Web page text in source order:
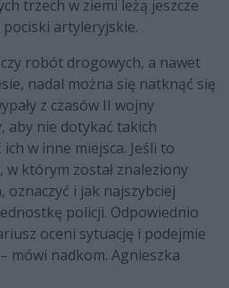
trzech w ziemi leżą jeszcze
pociski artyleryjskie.
robót drogowych, a nawet
nadal można się natknąć się
z czasów II wojny
aby nie dotykać takich
w inne miejsca. Jeśli to
w którym został znaleziony
oznaczyć i jak najszybciej
policji. Odpowiednio
oceni sytuację i podejmie
mówi nadkom. Agnieszka